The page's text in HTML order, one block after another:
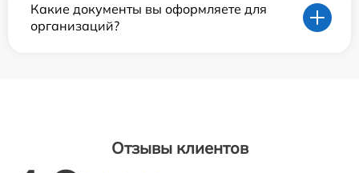
Какие документы вы оформляете для
организаций?
Отзывы клиентов